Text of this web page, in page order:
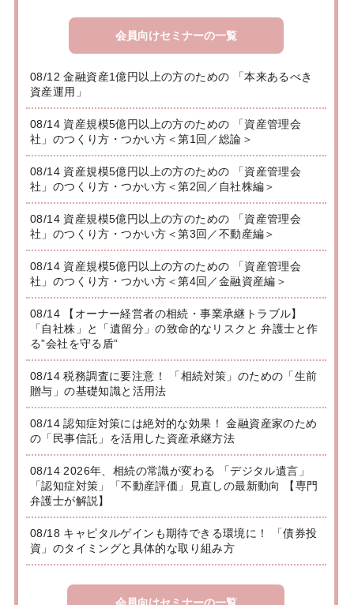
会員向けセミナーの一覧
08/12 金融資産1億円以上の方のための 「本来あるべき
資産運用」
08/14 資産規模5億円以上の方のための 「資産管理会
社」のつくり方・つかい方＜第1回／総論＞
08/14 資産規模5億円以上の方のための 「資産管理会
社」のつくり方・つかい方＜第2回／自社株編＞
08/14 資産規模5億円以上の方のための 「資産管理会
社」のつくり方・つかい方＜第3回／不動産編＞
08/14 資産規模5億円以上の方のための 「資産管理会
社」のつくり方・つかい方＜第4回／金融資産編＞
08/14 【オーナー経営者の相続・事業承継トラブル】
「自社株」と「遺留分」の致命的なリスクと 弁護士と作
る”会社を守る盾”
08/14 税務調査に要注意！ 「相続対策」のための「生前
贈与」の基礎知識と活用法
08/14 認知症対策には絶対的な効果！ 金融資産家のため
の「民事信託」を活用した資産承継方法
08/14 2026年、相続の常識が変わる 「デジタル遺言」
「認知症対策」「不動産評価」見直しの最新動向 【専門
弁護士が解説】
08/18 キャピタルゲインも期待できる環境に！ 「債券投
資」のタイミングと具体的な取り組み方